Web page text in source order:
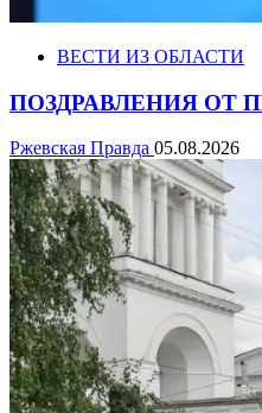
ВЕСТИ ИЗ ОБЛАСТИ
ПОЗДРАВЛЕНИЯ ОТ
Ржевская Правда 05.08.2026